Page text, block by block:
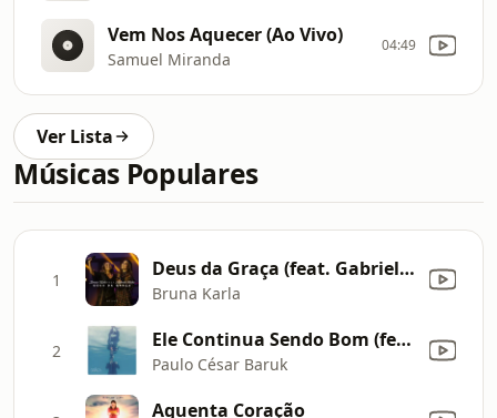
Vem Nos Aquecer (Ao Vivo)
Samuel Miranda
04:49
Ver Lista
Músicas Populares
1 Deus da Graça (feat. Gabriela Rocha) [Ao Vivo]
Bruna Karla
2 Ele Continua Sendo Bom (feat. Marcela Tais)
Paulo César Baruk
Aguenta Coração